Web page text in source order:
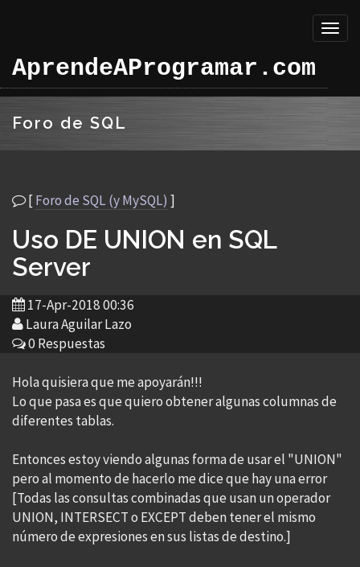
AprendeAProgramar.com
Foro de SQL
[Foro de SQL (y MySQL) ]
Uso DE UNION en SQL
Server
17-Apr-2018 00:36
Laura Aguilar Lazo
0 Respuestas
Hola quisiera que me apoyarán!!!
Lo que pasa es que quiero obtener algunas columnas de
diferentes tablas.
Entonces estoy viendo algunas forma de usar el "UNION"
pero al momento de hacerlo me dice que hay una error
[Todas las consultas combinadas que usan un operador
UNION, INTERSECT o EXCEPT deben tener el mismo
número de expresiones en sus listas de destino.]